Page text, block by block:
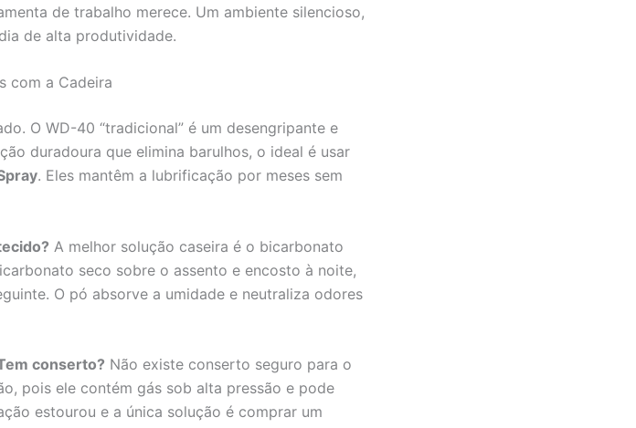
de trabalho merece. Um ambiente silencioso,
de alta produtividade.
com a Cadeira
O WD-40 “tradicional” é um desengripante e
duradoura que elimina barulhos, o ideal é usar
. Eles mantêm a lubrificação por meses sem
A melhor solução caseira é o bicarbonato
seco sobre o assento e encosto à noite,
O pó absorve a umidade e neutraliza odores
conserto? Não existe conserto seguro para o
pois ele contém gás sob alta pressão e pode
estourou e a única solução é comprar um